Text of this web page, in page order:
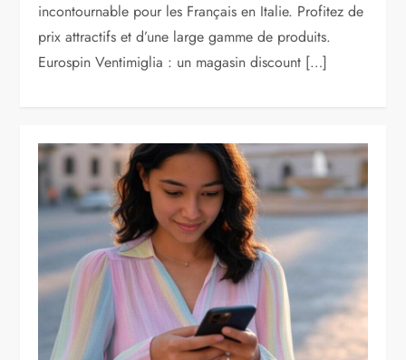
incontournable pour les Français en Italie. Profitez de
prix attractifs et d’une large gamme de produits.
Eurospin Ventimiglia : un magasin discount […]